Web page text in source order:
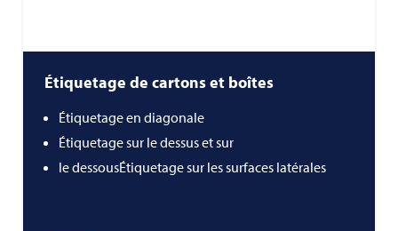
Étiquetage de cartons et boîtes
Étiquetage en diagonale
Étiquetage sur le dessus et sur
le dessousÉtiquetage sur les surfaces latérales